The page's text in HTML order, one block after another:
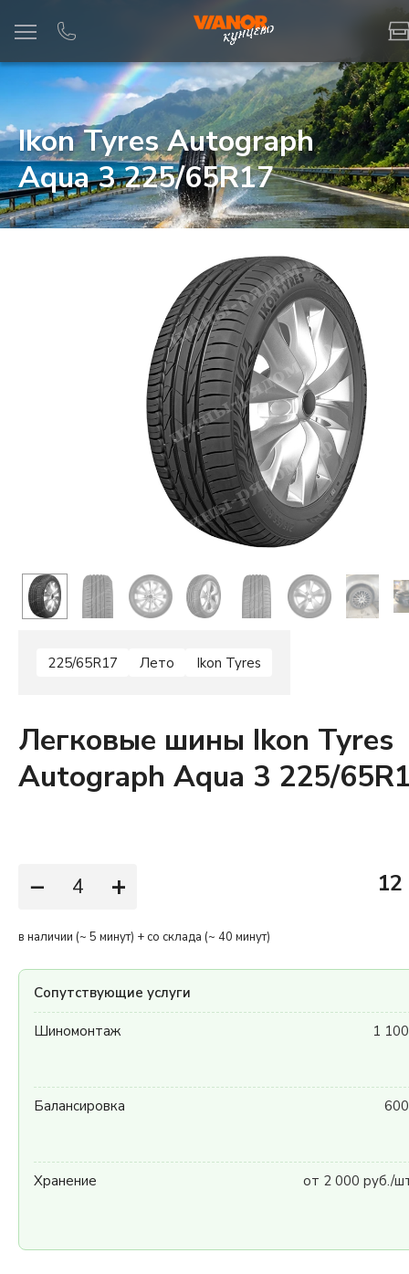
Ikon Tyres Autograph
Aqua 3 225/65R17
225/65R17 Лето Ikon Tyres
Легковые шины Ikon Tyres
Autograph Aqua 3 225/
− + 12
в наличии (~ 5 минут) + со склада (~ 40 минут)
Сопутствующие услуги
Шиномонтаж 1
Балансировка
Хранение от 2 000 руб./
Информация Фото товара